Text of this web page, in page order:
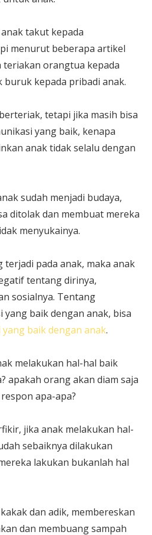
takut kepada
menurut beberapa artikel
teriakan orangtua kepada
buruk kepada pribadi anak.
tetapi jika masih bisa
yang baik, kenapa
anak tidak selalu dengan
sudah menjadi budaya,
ditolak dan membuat mereka
menyukainya.
terjadi pada anak, maka anak
tentang dirinya,
sosialnya. Tentang
baik dengan anak, bisa
baik dengan anak.
melakukan hal-hal baik
apakah orang akan diam saja
apa-apa?
jika anak melakukan hal-
sebaiknya dilakukan
lakukan bukanlah hal
dan adik, membereskan
dan membuang sampah